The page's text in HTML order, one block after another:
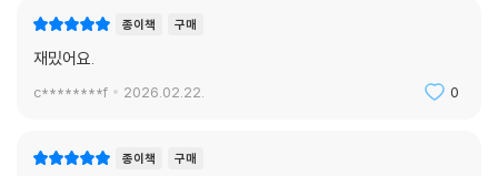
종이책 구매
재밌어요.
c********f 2026.02.22. 0
종이책 구매